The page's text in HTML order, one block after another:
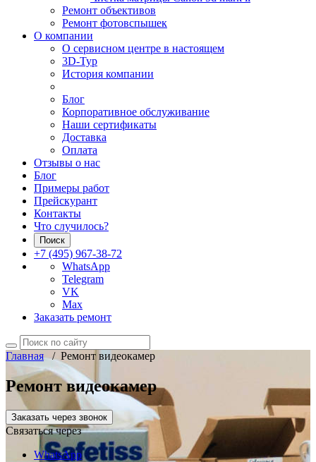
Ремонт объективов
Ремонт фотовспышек
О компании
О сервисном центре в настоящем
3D-Тур
История компании
Блог
Корпоративное обслуживание
Наши сертификаты
Доставка
Оплата
Отзывы о нас
Блог
Примеры работ
Прейскурант
Контакты
Что случилось?
Поиск
+7 (495) 967-38-72
WhatsApp
Telegram
VK
Max
Заказать ремонт
Главная/ Ремонт видеокамер
Ремонт видеокамер
Заказать через звонок
Связаться через
WhatsApp